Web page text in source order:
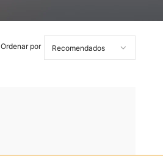
Ordenar por